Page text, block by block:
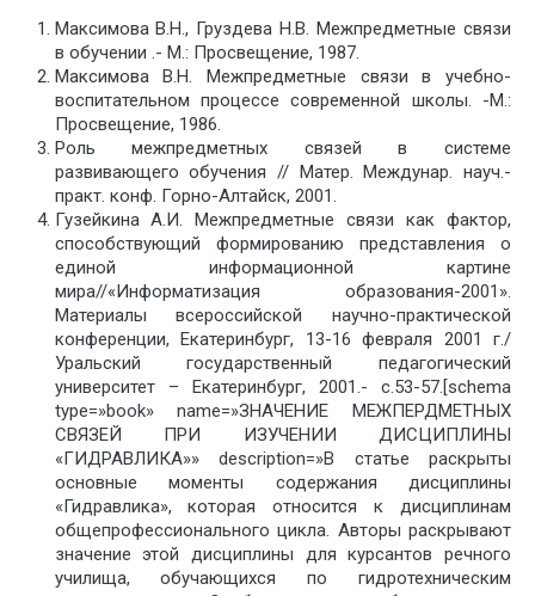
Максимова В.Н., Груздева Н.В. Межпредметные связи
в обучении .- М.: Просвещение, 1987.
Максимова В.Н. Межпредметные связи в учебно-
воспитательном процессе современной школы. -М.:
Просвещение, 1986.
Роль межпредметных связей в системе
развивающего обучения // Матер. Междунар. науч.-
практ. конф. Горно-Алтайск, 2001.
Гузейкина А.И. Межпредметные связи как фактор,
способствующий формированию представления о
единой информационной картине
мира//«Информатизация образования-2001».
Материалы всероссийской научно-практической
конференции, Екатеринбург, 13-16 февраля 2001 г./
Уральский государственный педагогический
университет – Екатеринбург, 2001.- с.53-57.[schema
type=»book» name=»ЗНАЧЕНИЕ МЕЖПЕРДМЕТНЫХ
СВЯЗЕЙ ПРИ ИЗУЧЕНИИ ДИСЦИПЛИНЫ
«ГИДРАВЛИКА»» description=»В статье раскрыты
основные моменты содержания дисциплины
«Гидравлика», которая относится к дисциплинам
общепрофессионального цикла. Авторы раскрывают
значение этой дисциплины для курсантов речного
училища, обучающихся по гидротехническим